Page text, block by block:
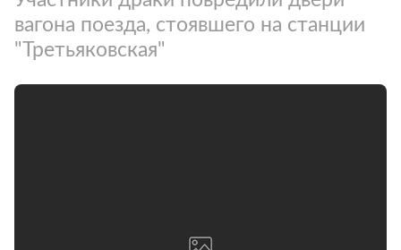
вагона поезда, стоявшего на станции
"Третьяковская"